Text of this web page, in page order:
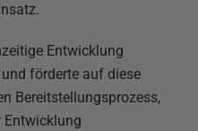
Entwicklung
förderte auf diese
Bereitstellungsprozess,
Entwicklung